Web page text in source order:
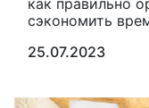
сэкономить
25.07.2023